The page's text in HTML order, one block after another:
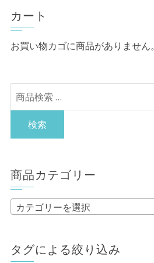
カート
お買い物カゴに商品がありません。
検
索
象:
検索
商品カテゴリー
カテゴリーを選択
タグによる絞り込み